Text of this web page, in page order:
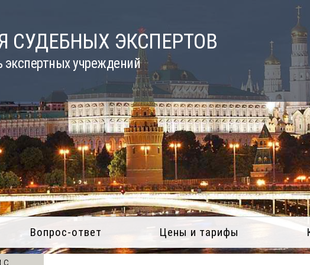
СУДЕБНЫХ ЭКСПЕРТОВ
экспертных учреждений
Вопрос-ответ Цены и тарифы
с